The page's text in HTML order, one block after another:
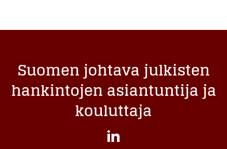
Suomen johtava julkisten
hankintojen asiantuntija ja
kouluttaja